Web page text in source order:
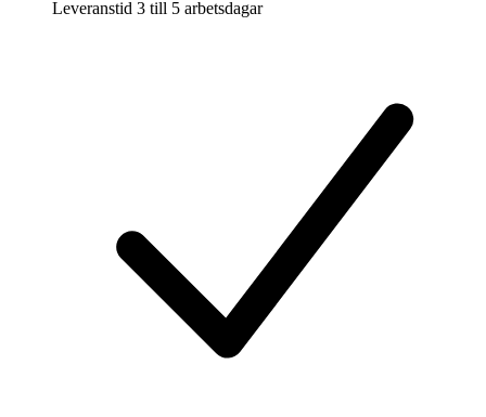
Leveranstid 3 till 5 arbetsdagar